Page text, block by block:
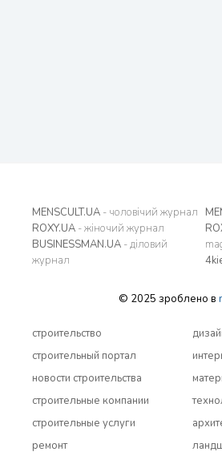
MENSCULT.UA - чоловічий журнал
ROXY.UA - жіночий журнал
BUSINESSMAN.UA - діловий
журнал
© 2025 зроблено в
строительство
строительный портал
новости строительства
строительные компании
строительные услуги
ремонт